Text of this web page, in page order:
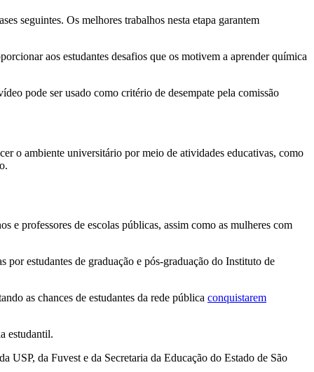
seguintes. Os melhores trabalhos nesta etapa garantem
aos estudantes desafios que os motivem a aprender química
pode ser usado como critério de desempate pela comissão
o ambiente universitário por meio de atividades educativas, como
e professores de escolas públicas, assim como as mulheres com
estudantes de graduação e pós-graduação do Instituto de
as chances de estudantes da rede pública conquistarem
estudantil.
da Fuvest e da Secretaria da Educação do Estado de São